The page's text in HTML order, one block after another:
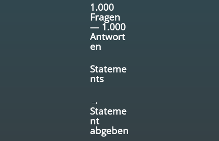
1.000
Fragen
— 1.000
Antwort
en
Stateme
nts
→
Stateme
nt
abgeben